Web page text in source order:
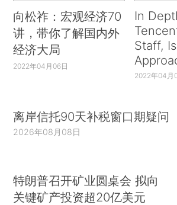
向松祚：宏观经济70
讲，带你了解国内外
经济大局
2022年04月06日
In
Staff, Is
2022年04月
离岸信托90天补税窗口期疑问
2026年08月08日
特朗普召开矿业圆桌会 拟向
关键矿产投资超20亿美元